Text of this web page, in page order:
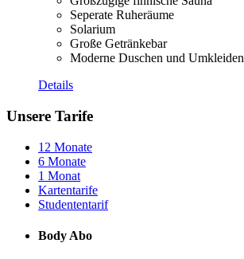
Seperate Ruheräume
Solarium
Große Getränkebar
Moderne Duschen und Umkleiden
Details
Unsere Tarife
12 Monate
6 Monate
1 Monat
Kartentarife
Studententarif
Body Abo